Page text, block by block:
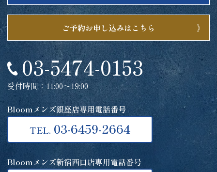
ご予約お申し込みはこちら
03-5474-0153
受付時間：11:00～19:00
Bloomメンズ銀座店専用電話番号
TEL. 03-6459-2664
Bloomメンズ新宿西口店専用電話番号